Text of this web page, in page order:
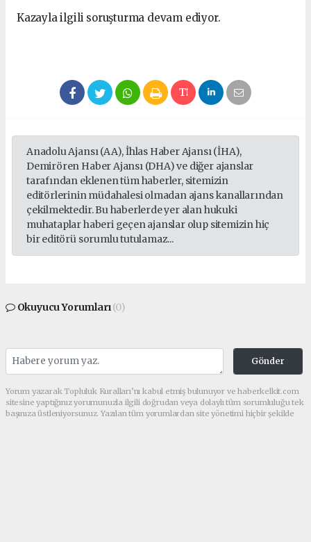
Kazayla ilgili soruşturma devam ediyor.
Anadolu Ajansı (AA), İhlas Haber Ajansı (İHA),
Demirören Haber Ajansı (DHA) ve diğer ajanslar
tarafından eklenen tüm haberler, sitemizin
editörlerinin müdahalesi olmadan ajans kanallarından
çekilmektedir. Bu haberlerde yer alan hukuki
muhataplar haberi geçen ajanslar olup sitemizin hiç
bir editörü sorumlu tutulamaz...
Okuyucu Yorumları(0)
Gönder
Yorum yazarak Topluluk Kuralları’nı kabul etmiş bulunuyor ve haberkelkit.com
sitesine yaptığınız yorumunuzla ilgili doğrudan veya dolaylı tüm sorumluluğu tek
başınıza üstleniyorsunuz. Yazılan tüm yorumlardan site yönetimi hiçbir şekilde